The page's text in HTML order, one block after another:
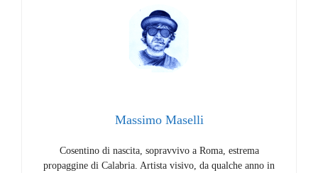
Massimo Maselli
Cosentino di nascita, sopravvivo a Roma, estrema
propaggine di Calabria. Artista visivo, da qualche anno in